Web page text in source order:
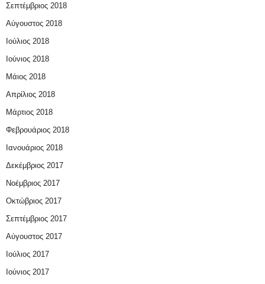
Σεπτέμβριος 2018
Αύγουστος 2018
Ιούλιος 2018
Ιούνιος 2018
Μάιος 2018
Απρίλιος 2018
Μάρτιος 2018
Φεβρουάριος 2018
Ιανουάριος 2018
Δεκέμβριος 2017
Νοέμβριος 2017
Οκτώβριος 2017
Σεπτέμβριος 2017
Αύγουστος 2017
Ιούλιος 2017
Ιούνιος 2017